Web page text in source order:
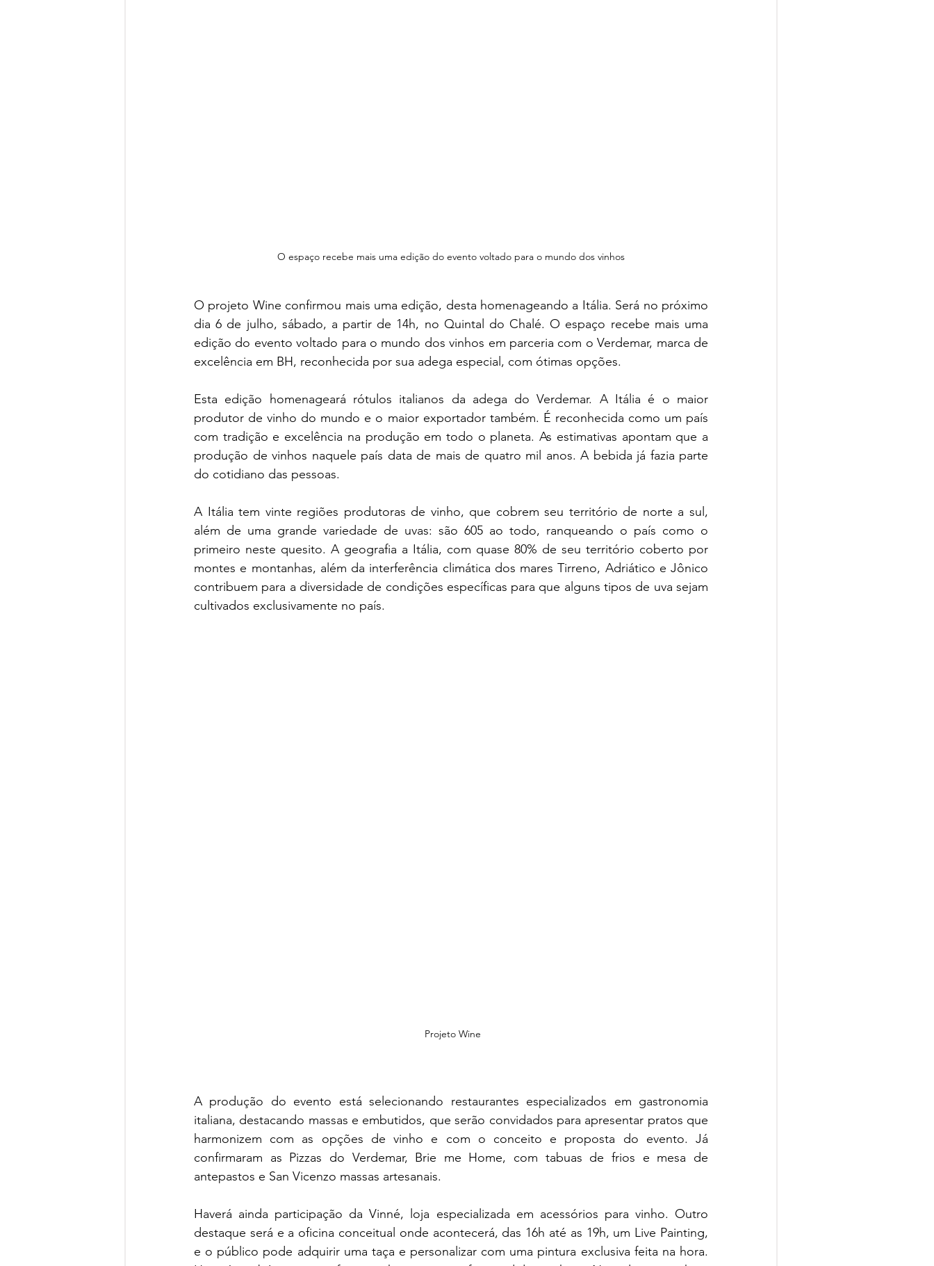
O espaço recebe mais uma edição do evento voltado para o mundo dos vinhos
O projeto Wine confirmou mais uma edição, desta homenageando a Itália. Será no próximo
dia 6 de julho, sábado, a partir de 14h, no Quintal do Chalé. O espaço recebe mais uma
edição do evento voltado para o mundo dos vinhos em parceria com o Verdemar, marca de
excelência em BH, reconhecida por sua adega especial, com ótimas opções.
Esta edição homenageará rótulos italianos da adega do Verdemar. A Itália é o maior
produtor de vinho do mundo e o maior exportador também. É reconhecida como um país
com tradição e excelência na produção em todo o planeta. As estimativas apontam que a
produção de vinhos naquele país data de mais de quatro mil anos. A bebida já fazia parte
do cotidiano das pessoas.
A Itália tem vinte regiões produtoras de vinho, que cobrem seu território de norte a sul,
além de uma grande variedade de uvas: são 605 ao todo, ranqueando o país como o
primeiro neste quesito. A geografia a Itália, com quase 80% de seu território coberto por
montes e montanhas, além da interferência climática dos mares Tirreno, Adriático e Jônico
contribuem para a diversidade de condições específicas para que alguns tipos de uva sejam
cultivados exclusivamente no país.
Projeto Wine
A produção do evento está selecionando restaurantes especializados em gastronomia
italiana, destacando massas e embutidos, que serão convidados para apresentar pratos que
harmonizem com as opções de vinho e com o conceito e proposta do evento. Já
confirmaram as Pizzas do Verdemar, Brie me Home, com tabuas de frios e mesa de
antepastos e San Vicenzo massas artesanais.
Haverá ainda participação da Vinné, loja especializada em acessórios para vinho. Outro
destaque será e a oficina conceitual onde acontecerá, das 16h até as 19h, um Live Painting,
e o público pode adquirir uma taça e personalizar com uma pintura exclusiva feita na hora.